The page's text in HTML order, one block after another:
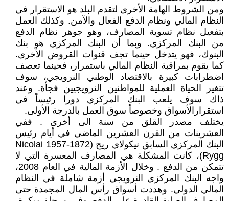
ومن الشروط الهامة الأخرى لتقدم البلد هو الاستقرار في
النظام المالي ونظام الدفع الفعال والآمن. وكذلك العمل
بتفعيل نظام تسوية المصارف، وهو جوهر نظام الدفع
من البنك المركزي. وبما أن البنك المركزي هو بنك
البنوك، فهو يتدخل حينما تجف قنوات القروض الأخرى.
كما يقوم بمراقبة النظام المالي باستمرار، فحينما تعصف
اضطرابات كبيرة بالاقتصاد الوطني النرويجي، سوف
تتغير الحياة العملية للمواطنين النرويجيين فجأة. وعند
ذاك سوف يلعب البنك المركزي دورا رئيساً في
استقرارالأسواق وخصوصاً سوق العمل بالدرجة الأولى.
يختلف مصدر القلق من سنة الى أخرى . ففي
العشرينات من القرن العشرين الماضي في أيام رئيس
البنك المركزي السابق نيكولاي ريج (1872-1957 Nicolai
Rygg)، كانت المشكلة هي المصارف المعسرة التي لا
تتمكن من الدفع . وخلال الأزمة المالية في العام 2008،
واجه البنك المركزي النرويجي أزمة شاملة في النظام
المالي الدولي. وهددت أسواق رأس المال المجمدة حتى